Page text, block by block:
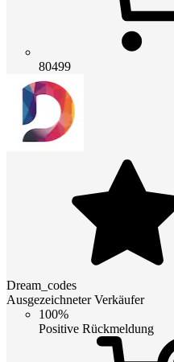
80499
Dream_codes
Ausgezeichneter Verkäufer
100%
Positive Rückmeldung